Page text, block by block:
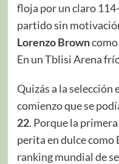
floja por un claro
partido sin
Lorenzo Browncomo
En un Tblisi Arena
Quizás a la selección
comienzo que se
22. Porque la
perita en dulce como
ranking mundial de